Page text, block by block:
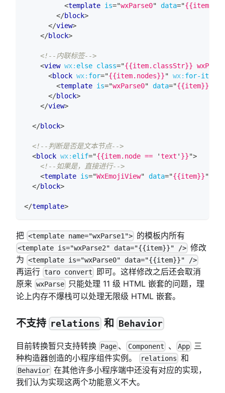
<template is="wxParse0" data="{{item}}
</block>
</view>
</block>
<!--内联标签-->
<view wx: else class="{{item.classStr}}
<block wx: for="{{item.nodes}}" wx: for-item
<template is="wxParse0" data="{{item}}
</block>
</view>
</block>
<!--判断是否是文本节点-->
<block wx: elif="{{item.node == 'text ' }}">
<!--如果是，直接进行-->
<template is="WxEmojiView" data="{{item}}"
</block>
</template>
把 <template name="wxParse1"> 的模板内所有
<template is="wxParse2" data="{{item}}" /> 修改
为 <template is="wxParse0" data="{{item}}" />
再运行 taro convert
即可。这样修改之后还会取消
原来 wxParse
只能处理 11 级 HTML 嵌套的问题，理
论上内存不爆栈可以处理无限级 HTML 嵌套。
不支持 relations 和 Behavior
目前转换暂只支持转换 Page 、 Component 、 App
三
种构造器创造的小程序组件实例。
relations 和
Behavior 在其他许多小程序端中还没有对应的实现，
我们认为实现这两个功能意义不大。